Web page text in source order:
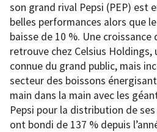
son grand rival Pepsi (PEP) est
belles performances alors que
baisse de 10 %. Une croissance
retrouve chez Celsius Holdings,
connue du grand public, mais
secteur des boissons
main dans la main avec les
Pepsi pour la distribution de
ont bondi de 137 % depuis